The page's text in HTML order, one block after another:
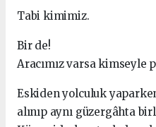
Tabi kimimiz.
Bir de!
Aracımız varsa kimseyle
Eskiden yolculuk
alınıp aynı güzergâhta